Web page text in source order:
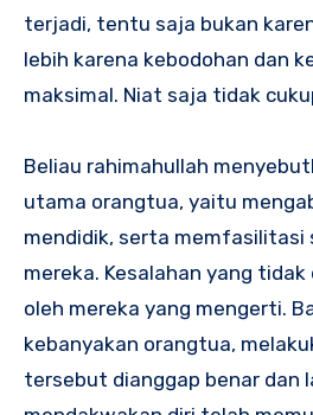
terjadi, tentu saja bukan
lebih karena kebodohan dan
maksimal. Niat saja tidak
Beliau rahimahullah
utama orangtua, yaitu
mendidik, serta memfasilitasi
mereka. Kesalahan yang
oleh mereka yang mengerti.
kebanyakan orangtua,
tersebut dianggap benar dan